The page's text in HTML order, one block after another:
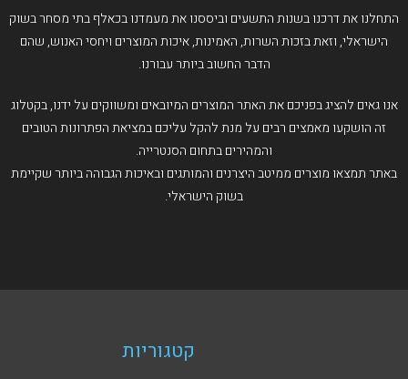
התחלנו את דרכנו בשנות התשעים וביססנו את מעמדנו בכאלף בתי מסחר בשוק
הישראלי, וזאת בזכות השרות, האמינות, איכות המוצרים ויחסי האנוש, שהם
הדבר החשוב ביותר עבורנו.
אנו גאים להציג בפניכם את האתר המוצרים המיובאים ומשווקים על ידנו, בקטלוג
זה הושקעו מאמצים רבים על מנת להקל עליכם במציאת הפתרונות הטובים
והמהירים בתחום הסנטרייה.
באתר תמצאו מוצרים ממיטב היצרנים והמותגים ובאיכות הגבוהה ביותר שקיימת
בשוק הישראלי.
קטגוריות